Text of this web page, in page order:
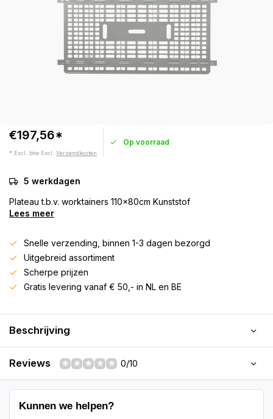
€197,56*
* Excl. btw Excl. Verzendkosten
Op voorraad
5 werkdagen
Plateau t.b.v. worktainers 110x80cm Kunststof
Lees meer
Snelle verzending, binnen 1-3 dagen bezorgd
Uitgebreid assortiment
Scherpe prijzen
Gratis levering vanaf € 50,- in NL en BE
Beschrijving
Reviews 0/10
Kunnen we helpen?